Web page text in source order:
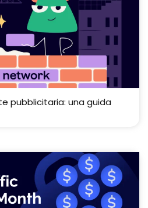
pubblicitaria: una guida